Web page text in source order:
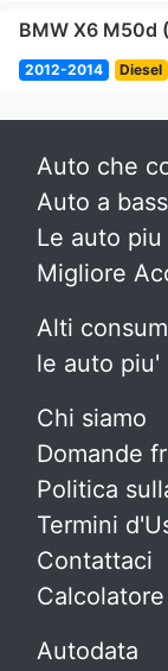
BMW X6 M50d
2012-2014 Diesel
Auto che
Auto a
Le auto
Migliore
Alti
le auto piu'
Chi siamo
Domande
Politica
Termini
Contattaci
Autodata